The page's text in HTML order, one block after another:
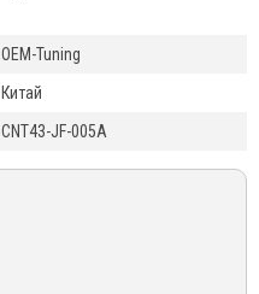
OEM-Tuning
Китай
CNT43-JF-005A